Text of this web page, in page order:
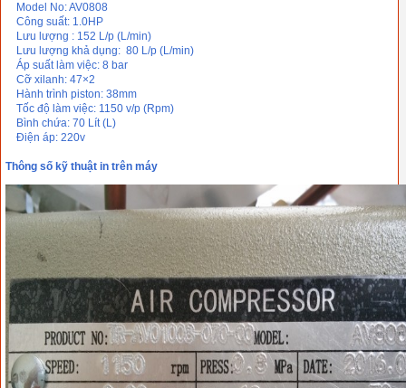
Model No: AV0808
Công suất: 1.0HP
Lưu lượng : 152 L/p (L/min)
Lưu lượng khả dụng: 80 L/p (L/min)
Áp suất làm việc: 8 bar
Cỡ xilanh: 47×2
Hành trình piston: 38mm
Tốc độ làm việc: 1150 v/p (Rpm)
Bình chứa: 70 Lít (L)
Điện áp: 220v
Thông số kỹ thuật in trên máy